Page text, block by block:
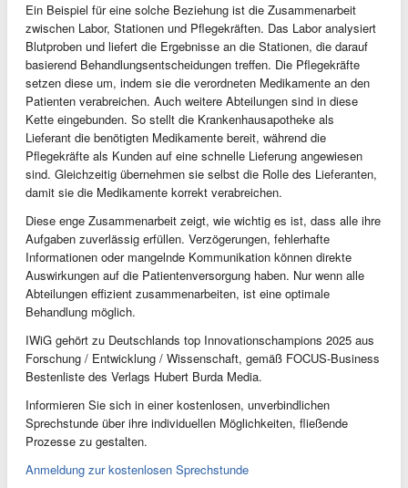
Ein Beispiel für eine solche Beziehung ist die Zusammenarbeit
zwischen Labor, Stationen und Pflegekräften. Das Labor analysiert
Blutproben und liefert die Ergebnisse an die Stationen, die darauf
basierend Behandlungsentscheidungen treffen. Die Pflegekräfte
setzen diese um, indem sie die verordneten Medikamente an den
Patienten verabreichen. Auch weitere Abteilungen sind in diese
Kette eingebunden. So stellt die Krankenhausapotheke als
Lieferant die benötigten Medikamente bereit, während die
Pflegekräfte als Kunden auf eine schnelle Lieferung angewiesen
sind. Gleichzeitig übernehmen sie selbst die Rolle des Lieferanten,
damit sie die Medikamente korrekt verabreichen.
Diese enge Zusammenarbeit zeigt, wie wichtig es ist, dass alle ihre
Aufgaben zuverlässig erfüllen. Verzögerungen, fehlerhafte
Informationen oder mangelnde Kommunikation können direkte
Auswirkungen auf die Patientenversorgung haben. Nur wenn alle
Abteilungen effizient zusammenarbeiten, ist eine optimale
Behandlung möglich.
IWiG gehört zu Deutschlands top Innovationschampions 2025 aus
Forschung / Entwicklung / Wissenschaft, gemäß FOCUS-Business
Bestenliste des Verlags Hubert Burda Media.
Informieren Sie sich in einer kostenlosen, unverbindlichen
Sprechstunde über ihre individuellen Möglichkeiten, fließende
Prozesse zu gestalten.
Anmeldung zur kostenlosen Sprechstunde